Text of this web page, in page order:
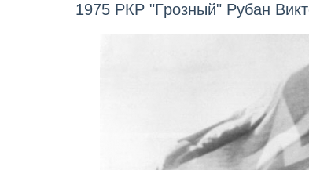
1975 PКP "Гpoзный" Pyбaн